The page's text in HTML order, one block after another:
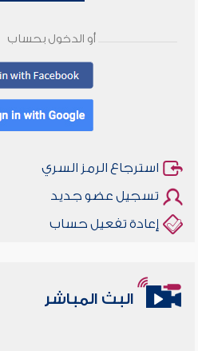
أو الدخول بحساب
استرجاع الرمز السري
تسجيل عضو جديد
إعادة تفعيل حساب
البث المباشر